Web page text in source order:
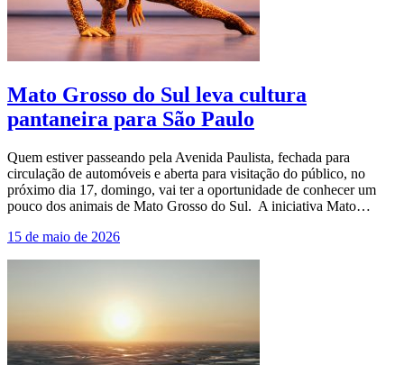
Mato Grosso do Sul leva cultura
pantaneira para São Paulo
Quem estiver passeando pela Avenida Paulista, fechada para
circulação de automóveis e aberta para visitação do público, no
próximo dia 17, domingo, vai ter a oportunidade de conhecer um
pouco dos animais de Mato Grosso do Sul. A iniciativa Mato…
15 de maio de 2026